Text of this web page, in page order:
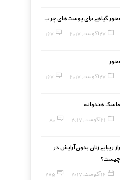
بخور گیاهی برای پوست‌های چرب
27 آگوست, 2017 167
بخور
27 آگوست, 2017 167
ماسک هندوانه
21 آگوست, 2017 80
راز زیبایی زنان بدون آرایش در
چیست؟
12 آگوست, 2017 285